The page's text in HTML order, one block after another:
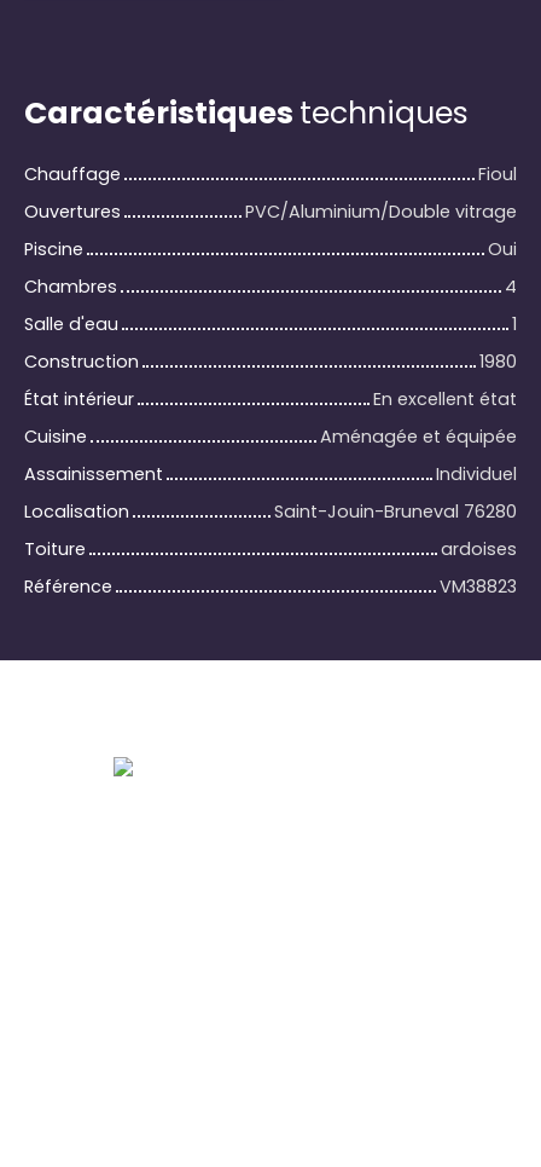
Caractéristiques techniques
Chauffage
Fioul
Ouvertures
PVC/Aluminium/Double vitrage
Piscine
Oui
Chambres
4
Salle d'eau
1
Construction
1980
État intérieur
En excellent état
Cuisine
Aménagée et équipée
Assainissement
Individuel
Localisation
Saint-Jouin-Bruneval 76280
Toiture
ardoises
Référence
VM38823